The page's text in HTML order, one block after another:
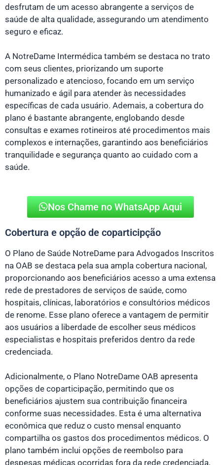
desfrutam de um acesso abrangente a serviços de
saúde de alta qualidade, assegurando um atendimento
seguro e eficaz.
A NotreDame Intermédica também se destaca no trato
com seus clientes, priorizando um suporte
personalizado e atencioso, focando em um serviço
humanizado e ágil para atender às necessidades
específicas de cada usuário. Ademais, a cobertura do
plano é bastante abrangente, englobando desde
consultas e exames rotineiros até procedimentos mais
complexos e internações, garantindo aos beneficiários
tranquilidade e segurança quanto ao cuidado com a
saúde.
Nos Chame no WhatsApp Aqui
Cobertura e opção de coparticipção
O Plano de Saúde NotreDame para Advogados Inscritos
na OAB se destaca pela sua ampla cobertura nacional,
proporcionando aos beneficiários acesso a uma extensa
rede de prestadores de serviços de saúde, como
hospitais, clínicas, laboratórios e consultórios médicos
de renome. Esse plano oferece a vantagem de permitir
aos usuários a liberdade de escolher seus médicos
especialistas e hospitais preferidos dentro da rede
credenciada.
Adicionalmente, o Plano NotreDame OAB apresenta
opções de coparticipação, permitindo que os
beneficiários ajustem sua contribuição financeira
conforme suas necessidades. Esta é uma alternativa
econômica que reduz o custo mensal enquanto
compartilha os gastos dos procedimentos médicos. O
plano também inclui opções de reembolso para
despesas médicas ocorridas fora da rede credenciada,